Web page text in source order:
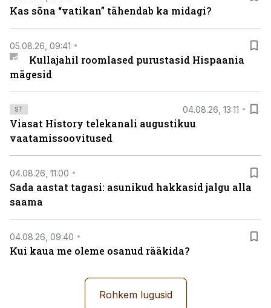
Kas sõna “vatikan” tähendab ka midagi?
05.08.26, 09:41
Kullajahil roomlased purustasid Hispaania
mägesid
ST 04.08.26, 13:11
Viasat History telekanali augustikuu
vaatamissoovitused
04.08.26, 11:00
Sada aastat tagasi: asunikud hakkasid jalgu alla
saama
04.08.26, 09:40
Kui kaua me oleme osanud rääkida?
Rohkem lugusid